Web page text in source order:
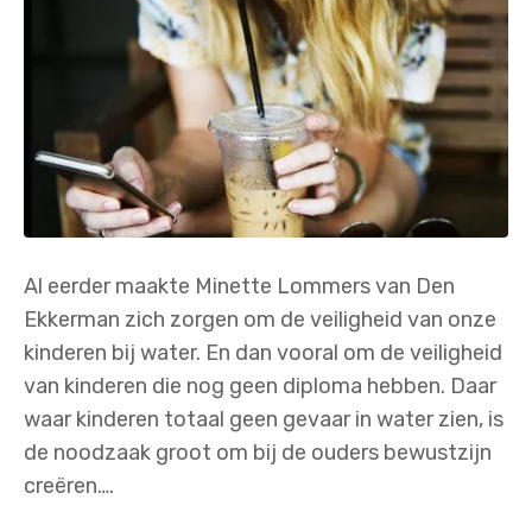
Al eerder maakte Minette Lommers van Den
Ekkerman zich zorgen om de veiligheid van onze
kinderen bij water. En dan vooral om de veiligheid
van kinderen die nog geen diploma hebben. Daar
waar kinderen totaal geen gevaar in water zien, is
de noodzaak groot om bij de ouders bewustzijn
creëren….